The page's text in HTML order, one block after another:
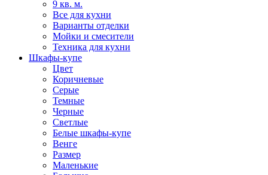
9 кв. м.
Все для кухни
Варианты отделки
Мойки и смесители
Техника для кухни
Шкафы-купе
Цвет
Коричневые
Серые
Темные
Черные
Светлые
Белые шкафы-купе
Венге
Размер
Маленькие